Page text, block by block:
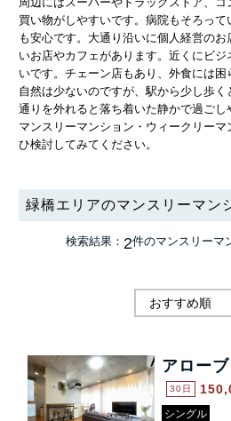
買い物がしやすいです。病院もそろっ
も安心です。大通り沿いに個人経営の
いお店やカフェがあります。近くにビ
いです。チェーン店もあり、外食には困
自然は少ないのですが、駅から少し歩
通りを外れると落ち着いた静かで過ご
マンスリーマンション・ウィークリー
ひ検討してみてください。
緑橋エリアのマンスリーマン
検索結果： 2件のマンスリーマ
アロー
30日
シングル